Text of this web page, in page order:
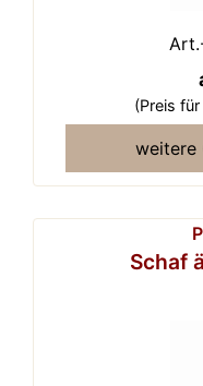
(Preis
weitere
Schaf